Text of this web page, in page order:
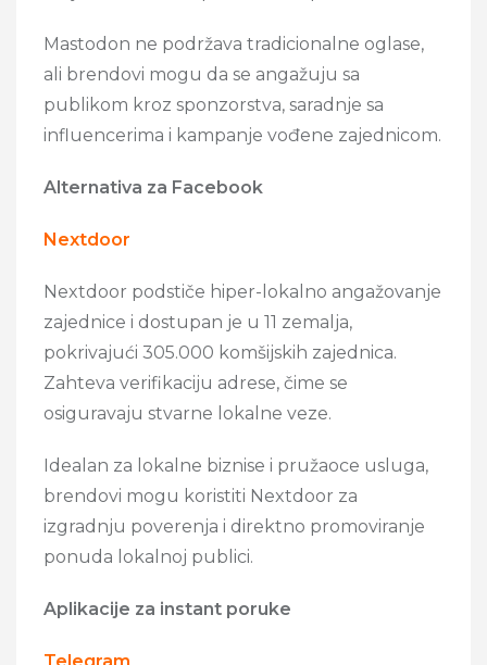
Mastodon ne podržava tradicionalne oglase,
ali brendovi mogu da se angažuju sa
publikom kroz sponzorstva, saradnje sa
influencerima i kampanje vođene zajednicom.
Alternativa za Facebook
Nextdoor
Nextdoor podstiče hiper-lokalno angažovanje
zajednice i dostupan je u 11 zemalja,
pokrivajući 305.000 komšijskih zajednica.
Zahteva verifikaciju adrese, čime se
osiguravaju stvarne lokalne veze.
Idealan za lokalne biznise i pružaoce usluga,
brendovi mogu koristiti Nextdoor za
izgradnju poverenja i direktno promoviranje
ponuda lokalnoj publici.
Aplikacije za instant poruke